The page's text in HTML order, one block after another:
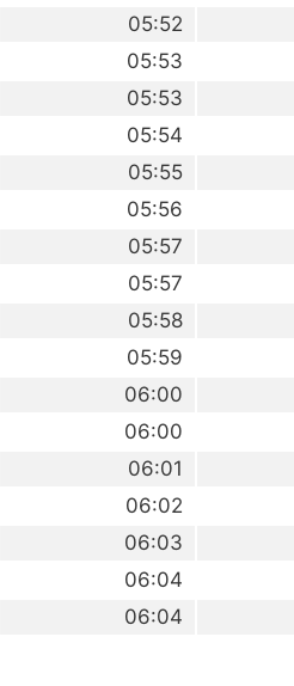
05:52
05:53
05:53
05:54
05:55
05:56
05:57
05:57
05:58
05:59
06:00
06:00
06:01
06:02
06:03
06:04
06:04